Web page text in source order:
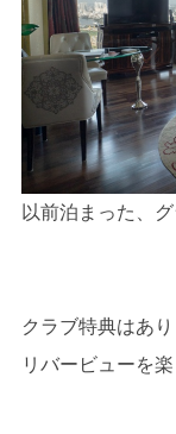
以前泊まった、
クラブ特典はあ
リバービューを楽